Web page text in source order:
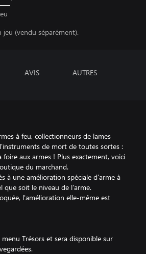
jeu (vendu séparément).
AVIS AUTRES
à feu, collectionneurs de lames
de mort de toutes sortes :
aux armes ! Plus exactement, voici
du marchand.
à une amélioration spéciale d'arme à
que soit le niveau de l'arme.
l'amélioration elle-même est
Trésors et sera disponible sur